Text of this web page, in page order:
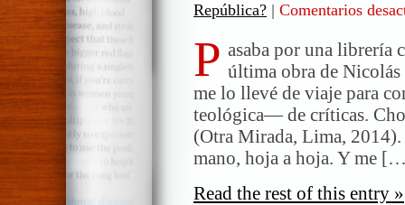
República? | Comentarios
P asaba por una librería
última obra de
me lo llevé de viaje para
teológica— de críticas.
(Otra Mirada, Lima,
mano, hoja a hoja. Y me
Read the rest of this entry »